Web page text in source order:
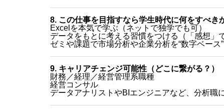
8. この仕事を目指すなら学生時代に何をすべき
Excelを本気で学ぶ（ネットで独学でも可）
データをもとに考える習慣をつける（「感想」
ゼミや課題で市場分析や企業分析を“数字ベース
9. キャリアチェンジ可能性（どこに繋がる？）
財務／経理／経営管理系職種
経営コンサル
データアナリストやBIエンジニアなど、分析職